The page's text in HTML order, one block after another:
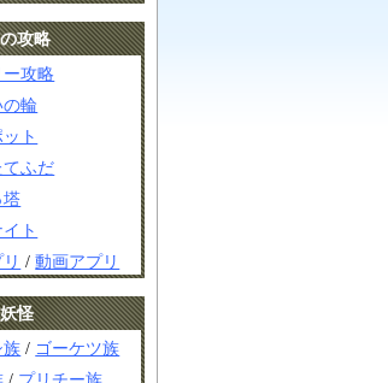
攻略
ー攻略
輪
ト
ふだ
塔
ト
/動画アプリ
怪
族 / ゴーケツ族